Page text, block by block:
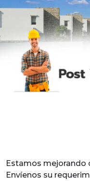
Estamos mejorando
Envíenos su